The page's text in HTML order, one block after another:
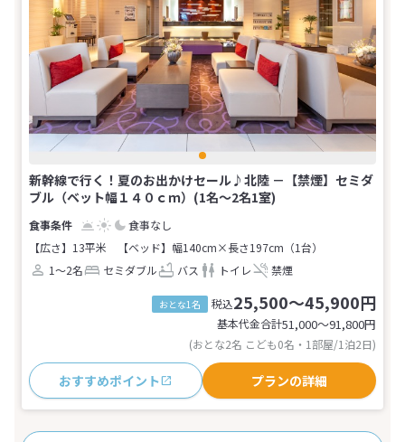
新幹線で行く！夏のお出かけセール♪北陸 －【禁煙】セミダ
ブル（ベット幅１４０ｃｍ）(1名～2名1室)
食事なし
【広さ】13平米
【ベッド】幅140cm×長さ197cm（1台）
1～2名
セミダブル バス トイレ 禁煙
おとな1名 税込25,500～45,900円
基本代金合計51,000〜91,800円
(おとな2名 こども0名・1部屋/1泊2日)
おすすめポイント プランの詳細